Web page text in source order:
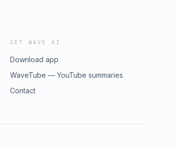
GET WAVE AI
Download app
WaveTube — YouTube summaries
Contact